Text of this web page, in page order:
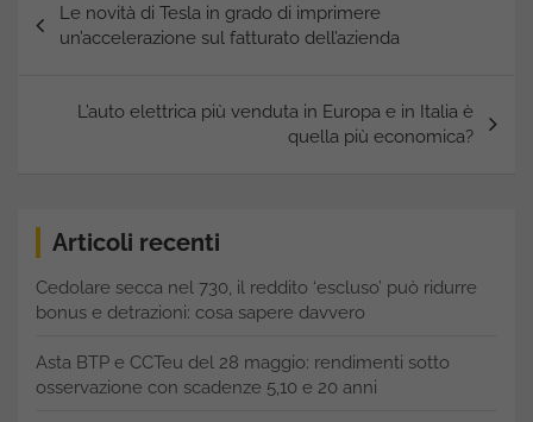
articoli
Le novità di Tesla in grado di imprimere
un’accelerazione sul fatturato dell’azienda
L’auto elettrica più venduta in Europa e in Italia è
quella più economica?
Articoli recenti
Cedolare secca nel 730, il reddito ‘escluso’ può ridurre
bonus e detrazioni: cosa sapere davvero
Asta BTP e CCTeu del 28 maggio: rendimenti sotto
osservazione con scadenze 5,10 e 20 anni